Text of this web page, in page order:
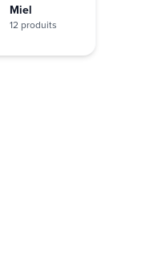
Miel
12 produits